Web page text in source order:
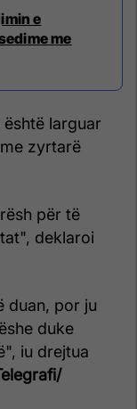
e
me
larguar
zyrtarë
për të
deklaroi
duan, por ju
duke
iu drejtua